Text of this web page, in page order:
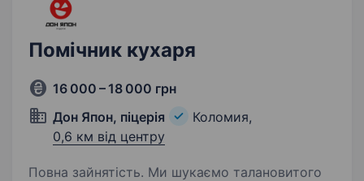
Помічник кухаря
16 000 – 18 000 грн
Дон Япон, піцерія
Коломия,
0,6 км від центру
Повна зайнятість. Ми шукаємо талановитого